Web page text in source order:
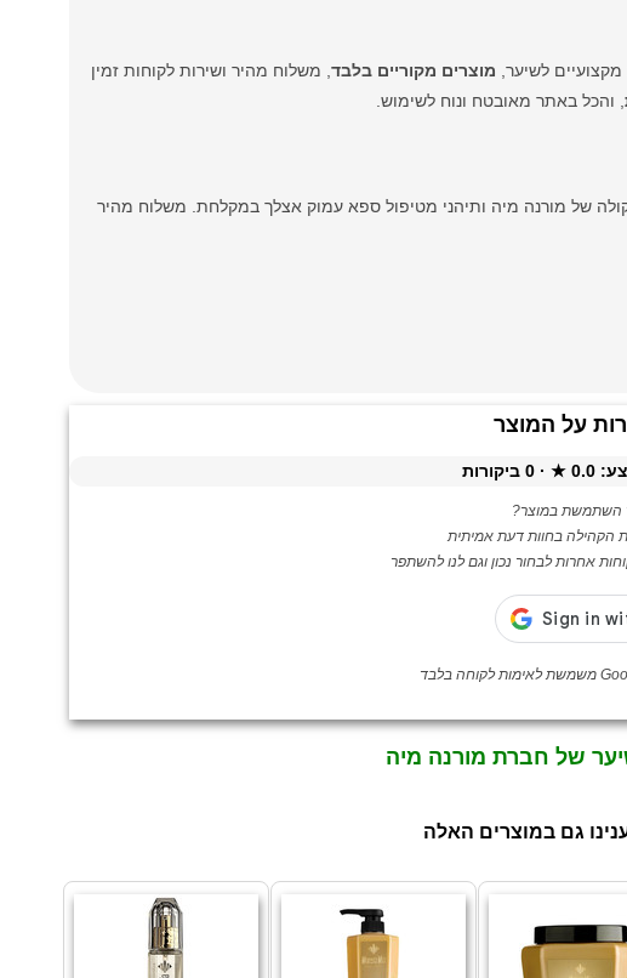
מוצרים מקוריים בלבד , משלוח מהיר ושירות לקוחות זמין
, והכל באתר מאובטח ונוח לשימוש.
של מורנה מיה ותיהני מטיפול ספא עמוק אצלך במקלחת. משלוח מהיר
על המוצר
0.0
★ ·
0 ביקורות
השתמשת במוצר?
הקהילה בחוות דעת אמיתית
אחרות לבחור נכון וגם לנו להשתפר
של חברת מורנה מיה
גם במוצרים האלה